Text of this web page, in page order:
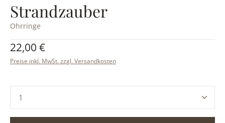
Strandzauber
Ohrringe
Regulärer Preis:
22,00 €
Preise inkl. MwSt. zzgl. Versandkosten
Produkt Anzahl: Gib den gewünschten Wert ein